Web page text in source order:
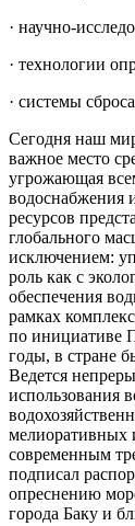
· научно-
· технологии
· системы
Сегодня наш
важное место
угрожающая
водоснабжения
ресурсов
глобального
исключением:
роль как с
обеспечения
рамках
по инициативе
годы, в стране
Ведется
использования
мелиоративных
современным
подписал
опреснению
города Баку и